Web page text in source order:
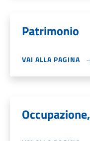
Patrimonio
VAI ALLA PAGINA